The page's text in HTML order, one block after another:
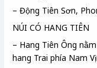
– Động Tiên Sơn,
NÚI CÓ HANG TIÊN
– Hang Tiên Ông
hang Trai phía Nam